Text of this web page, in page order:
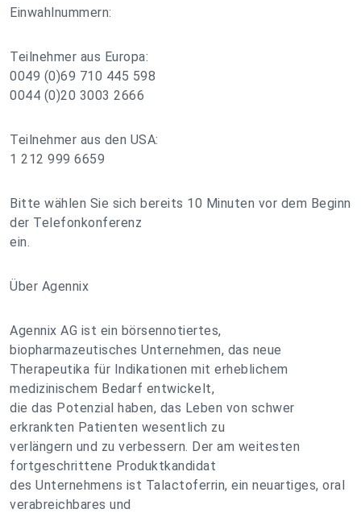
Einwahlnummern:
Teilnehmer aus Europa:
0049 (0)69 710 445 598
0044 (0)20 3003 2666
Teilnehmer aus den USA:
1 212 999 6659
Bitte wählen Sie sich bereits 10 Minuten vor dem Beginn
der Telefonkonferenz
ein.
Über Agennix
Agennix AG ist ein börsennotiertes,
biopharmazeutisches Unternehmen, das neue
Therapeutika für Indikationen mit erheblichem
medizinischem Bedarf entwickelt,
die das Potenzial haben, das Leben von schwer
erkrankten Patienten wesentlich zu
verlängern und zu verbessern. Der am weitesten
fortgeschrittene Produktkandidat
des Unternehmens ist Talactoferrin, ein neuartiges, oral
verabreichbares und